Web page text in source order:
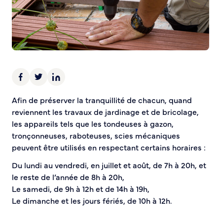
Afin de préserver la tranquillité de chacun, quand
reviennent les travaux de jardinage et de bricolage,
les appareils tels que les tondeuses à gazon,
tronçonneuses, raboteuses, scies mécaniques
peuvent être utilisés en respectant certains horaires :
Du lundi au vendredi, en juillet et août, de 7h à 20h, et
le reste de l’année de 8h à 20h,
Le samedi, de 9h à 12h et de 14h à 19h,
Le dimanche et les jours fériés, de 10h à 12h.
Demande d’Occupation du Domaine Public
Sécurité tranquillité
Police municipale
Vidéoprotection
Horaires pour le bricolage et le jardinage
Infos pratiques
Plan de Ville
Numéros d’urgence
Location de salles
Annuaire des services publics